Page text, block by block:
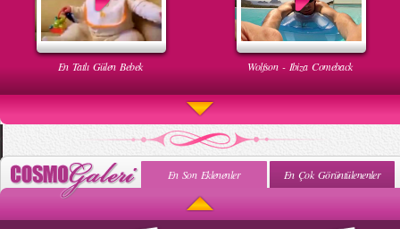
En Tatlı Gülen Bebek Wolfson - Ibiza Comeback
Uyuyan Bebeğe Gangnam Dinletilirse Ne Olur
En Son Eklenenler En Çok Görüntülenenler